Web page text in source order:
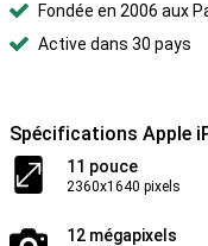
Fondée en 2006 aux
Active dans 30 pays
Spécifications Apple
11 pouce
2360x1640 pixels
12 mégapixels